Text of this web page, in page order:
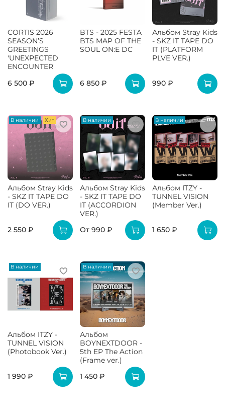
CORTIS 2026
SEASON’S
GREETINGS
'UNEXPECTED
ENCOUNTER'
6 500 ₽
BTS - 2025 FESTA
BTS MAP OF THE
SOUL ON:E DC
6 850 ₽
Альбом Stray Kids
- SKZ IT TAPE DO
IT (PLATFORM
PLVE VER.)
990 ₽
В наличии Хит
Альбом Stray Kids
- SKZ IT TAPE DO
IT (DO VER.)
2 550 ₽
В наличии
Альбом Stray Kids
- SKZ IT TAPE DO
IT (ACCORDION
VER.)
От 990 ₽
В наличии
Альбом ITZY -
TUNNEL VISION
(Member Ver.)
1 650 ₽
В наличии
Альбом ITZY -
TUNNEL VISION
(Photobook Ver.)
1 990 ₽
В наличии
Альбом
BOYNEXTDOOR -
5th EP The Action
(Frame ver.)
1 450 ₽